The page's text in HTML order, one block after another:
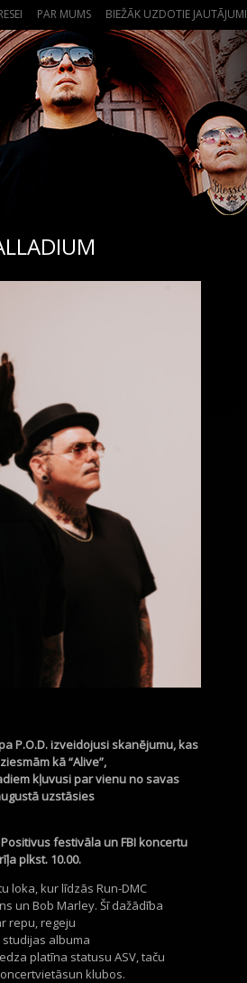
PAR MUMS BIEŽĀK UZDOTIE JAUTĀJUMI
P.O.D. izveidojusi skanējumu, kas
kā “Alive”,
kļuvusi par vienu no savas
uzstāsies
Positivusfestivāla un FBI koncertu
a plkst. 10.00.
loka, kur līdzās Run-DMC
un Bob Marley. Šī dažādība
repu, regeju
studijas albuma
platīna statusu ASV, taču
un klubos.